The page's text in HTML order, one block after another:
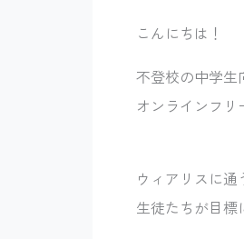
こんにちは！
不登校の中学生
オンラインフリ
ウィアリスに通
生徒たちが目標